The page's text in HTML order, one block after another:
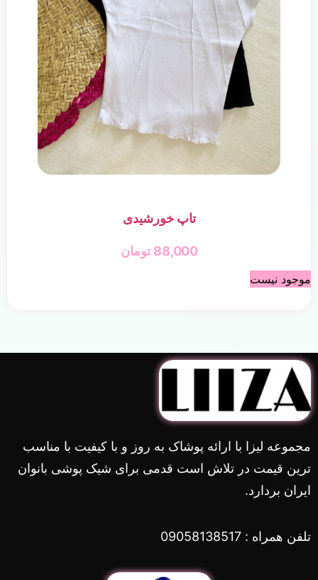
تاپ خورشیدی
88,000 تومان
موجود نیست
مجموعه لیزا با ارائه پوشاک به روز و با کیفیت با مناسب
ترین قیمت در تلاش است قدمی برای شیک پوشی بانوان
ایران بردارد.
تلفن همراه : 09058138517